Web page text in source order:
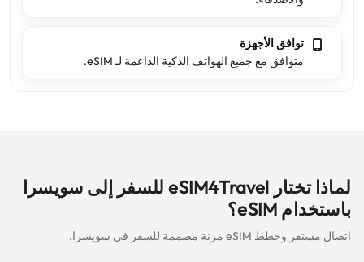
توافق الأجهزة
متوافق مع جميع الهواتف الذكية الداعمة لـ eSIM.
لماذا تختار eSIM4Travel للسفر إلى سويسرا
باستخدام eSIM؟
اتصال مستقر وخطط eSIM مرنة مصممة للسفر في سويسرا.